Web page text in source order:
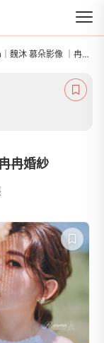
RenRen｜魏沐 慕朵影像 ｜冉冉婚紗
冉婚紗